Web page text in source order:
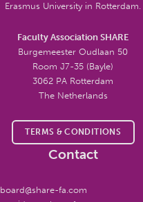
Erasmus University in Rotterdam.
Faculty Association SHARE
Burgemeester Oudlaan 50
Room J7-35 (Bayle)
3062 PA Rotterdam
The Netherlands
TERMS & CONDITIONS
Contact
board@share-fa.com